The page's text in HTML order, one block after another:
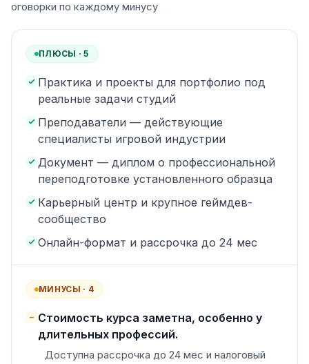
оговорки по каждому минусу
ПЛЮСЫ ·5
Практика и проекты для портфолио под
реальные задачи студий
Преподаватели — действующие
специалисты игровой индустрии
Документ — диплом о профессиональной
переподготовке установленного образца
Карьерный центр и крупное геймдев-
сообщество
Онлайн-формат и рассрочка до 24 мес
МИНУСЫ · 4
− Стоимость курса заметна, особенно у
длительных профессий.
Доступна рассрочка до 24 мес и налоговый